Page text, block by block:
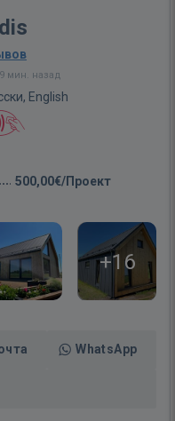
мин. назад
English
500,00€/Проект
+16
WhatsApp